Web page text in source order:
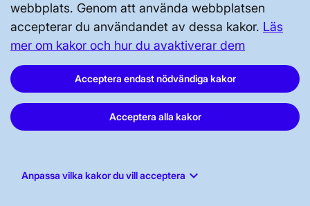
webbplats. Genom att använda webbplatsen
accepterar du användandet av dessa kakor. Läs
mer om kakor och hur du avaktiverar dem
Acceptera endast nödvändiga kakor
Acceptera alla kakor
Anpassa vilka kakor du vill acceptera keyboard_arrow_down
Sundbyberg
E-post:registrator@svk.se
Org.nr: 202100-4284
Instagram